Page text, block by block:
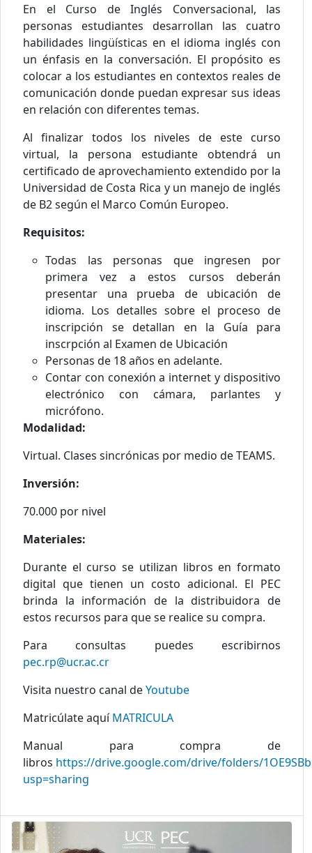
En el Curso de Inglés Conversacional, las
personas estudiantes desarrollan las cuatro
habilidades lingüísticas en el idioma inglés con
un énfasis en la conversación. El propósito es
colocar a los estudiantes en contextos reales de
comunicación donde puedan expresar sus ideas
en relación con diferentes temas.
Al finalizar todos los niveles de este curso
virtual, la persona estudiante obtendrá un
certificado de aprovechamiento extendido por la
Universidad de Costa Rica y un manejo de inglés
de B2 según el Marco Común Europeo.
Requisitos:
Todas las personas que ingresen por
primera vez a estos cursos deberán
presentar una prueba de ubicación de
idioma. Los detalles sobre el proceso de
inscripción se detallan en la Guía para
inscrpción al Examen de Ubicación
Personas de 18 años en adelante.
Contar con conexión a internet y dispositivo
electrónico con cámara, parlantes y
micrófono.
Modalidad:
Virtual. Clases sincrónicas por medio de TEAMS.
Inversión:
70.000 por nivel
Materiales:
Durante el curso se utilizan libros en formato
digital que tienen un costo adicional. El PEC
brinda la información de la distribuidora de
estos recursos para que se realice su compra.
Para consultas puedes escribirnos
pec.rp@ucr.ac.cr
Visita nuestro canal deYoutube
Matricúlate aquíMATRICULA
Manual para compra de
libros https://drive.google.com/drive/folders/
usp=sharing